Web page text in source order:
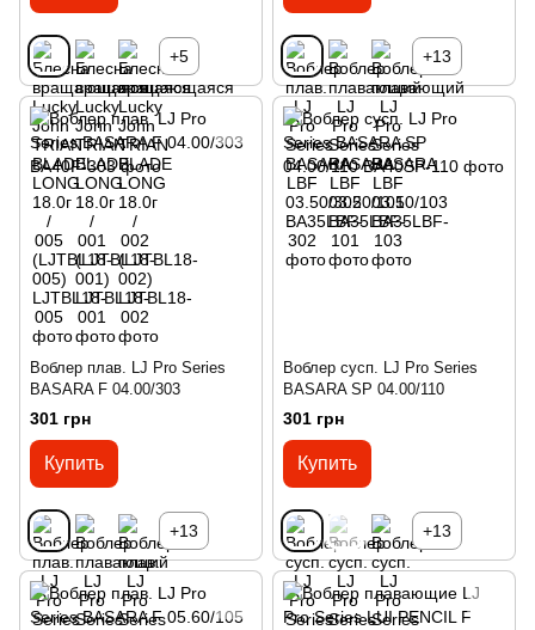
+5 +13
Воблер плав. LJ Pro Series
BASARA F 04.00/303
301 грн
Купить
+13
Воблер сусп. LJ Pro Series
BASARA SP 04.00/110
301 грн
Купить
+13